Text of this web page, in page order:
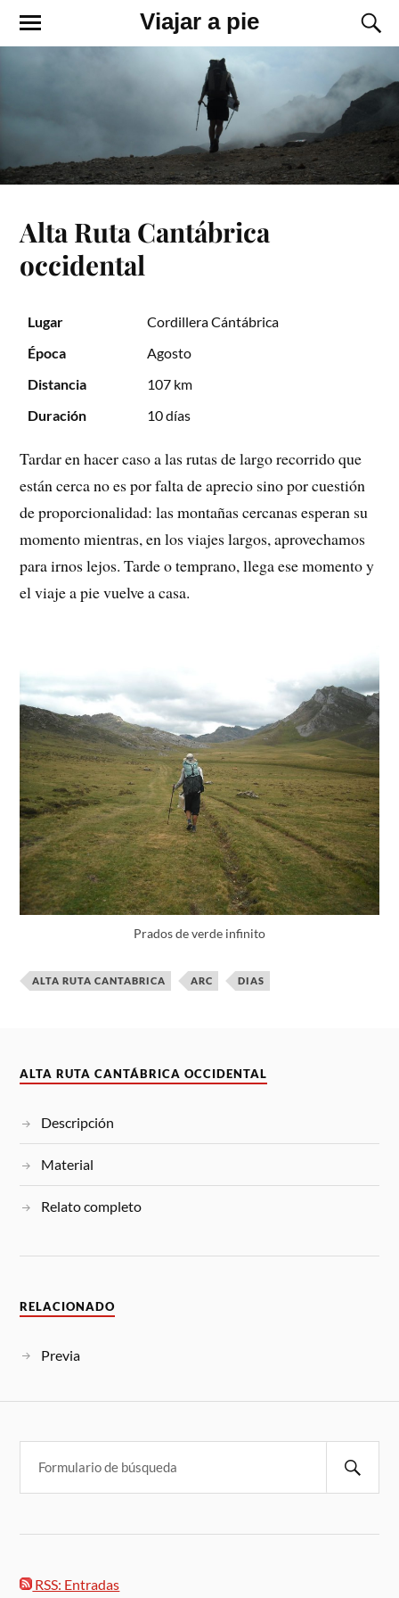
Viajar a pie
Alta Ruta Cantábrica
occidental
Lugar
Cordillera Cántábrica
Época
Agosto
Distancia
107 km
Duración
10 días
Tardar en hacer caso a las rutas de largo recorrido que
están cerca no es por falta de aprecio sino por cuestión
de proporcionalidad: las montañas cercanas esperan su
momento mientras, en los viajes largos, aprovechamos
para irnos lejos. Tarde o temprano, llega ese momento y
el viaje a pie vuelve a casa.
Prados de verde infinito
ALTA RUTA CANTABRICA ARC DIAS
ALTA RUTA CANTÁBRICA OCCIDENTAL
Descripción
Material
Relato completo
RELACIONADO
Previa
RSS: Entradas